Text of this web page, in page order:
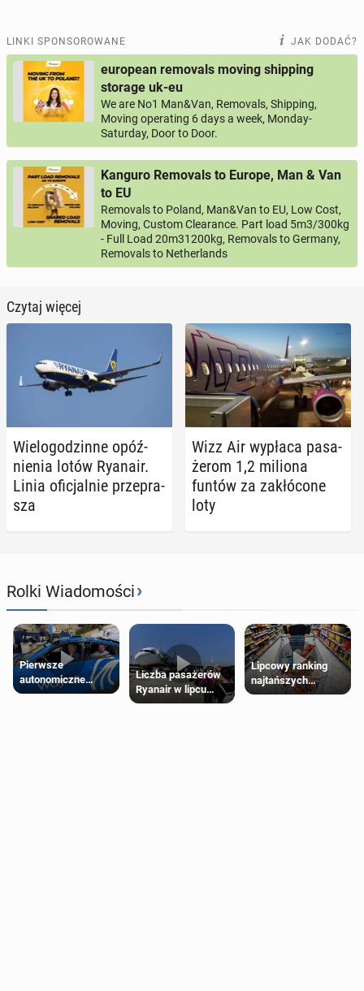
LINKI SPONSOROWANE JAK DODAĆ?
european removals moving shipping
storage uk-eu
We are No1 Man&Van, Removals, Shipping,
Moving operating 6 days a week, Monday-
Saturday, Door to Door.
Kanguro Removals to Europe, Man & Van
to EU
Removals to Poland, Man&Van to EU, Low Cost,
Moving, Custom Clearance. Part load 5m3/300kg
- Full Load 20m31200kg, Removals to Germany,
Removals to Netherlands
Czytaj więcej
Wie­lo­go­dzin­ne opóź­
nie­nia lotów Ryanair.
Linia ofi­cjal­nie prze­pra­
sza
Wizz Air wypłaca pa­sa­
że­rom 1,2 miliona
funtów za za­kłó­co­ne
loty
Rolki Wiadomości›
Pierwsze
autonomiczne
Ubery pojawią się
Liczba pasażerów
Ryanair w lipcu
pobiła rekord
Lipcowy ranking
najtańszych
supermarketów